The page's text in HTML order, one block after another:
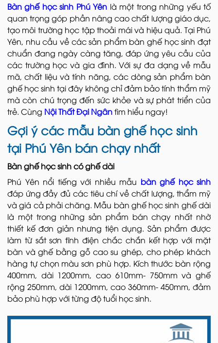
Bàn ghế học sinh Phú Yên là một trong những yếu tố
quan trọng góp phần nâng cao chất lượng giáo dục,
tạo môi trường học tập thoải mái và hiệu quả. Tại Phú
Yên, nhu cầu về các sản phẩm bàn ghế học sinh đạt
chuẩn đang ngày càng tăng, đáp ứng yêu cầu của
các trường học và gia đình. Với sự đa dạng về mẫu
mã, chất liệu và tính năng, các dòng sản phẩm bàn
ghế học sinh tại đây không chỉ đảm bảo tính thẩm mỹ
mà còn chú trọng đến sức khỏe và sự phát triển của
trẻ. Cùng Nội Thất Đại Ngântìm hiểu ngay!
Gợi ý các mẫu bàn ghế học sinh
tại Phú Yên bán chạy nhất
Bàn ghế học sinh có ghế dài
Phú Yên nổi tiếng với nhiều mẫu bàn ghế học sinh
đáp ứng đầy đủ các tiêu chí về chất lượng, thẩm mỹ
và giá cả phải chăng. Mẫu bàn ghế học sinh ghế dài
là một trong những sản phẩm bán chạy nhất nhờ
thiết kế đơn giản nhưng tiện dụng. Sản phẩm được
làm từ sắt sơn tĩnh điện chắc chắn kết hợp với mặt
bàn và ghế bằng gỗ cao su ghép, cho phép khách
hàng tự chọn màu sơn phù hợp. Kích thước bàn rộng
400mm, dài 1200mm, cao 610mm- 750mm và ghế
rộng 250mm, dài 1200mm, cao 360mm- 450mm, đảm
bảo phù hợp với từng độ tuổi học sinh.